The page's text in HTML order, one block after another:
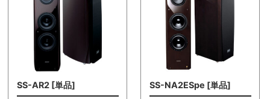
SS-AR2 [単品] SS-NA2ESpe [単品]